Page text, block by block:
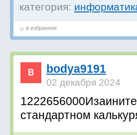
категория:
в избранное
bodya9191
02 декабря 2024
стандартном